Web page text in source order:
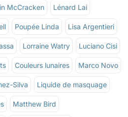
McCracken Lénard Lai
Poupée Linda Lisa Argentieri
Lorraine Watry Luciano Cisi
Couleurs lunaires Marco Novo
Silva Liquide de masquage
Matthew Bird